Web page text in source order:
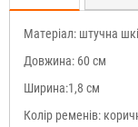
Матеріал: штучна
Довжина: 60 см
Ширина:1,8 см
Колір ременів: